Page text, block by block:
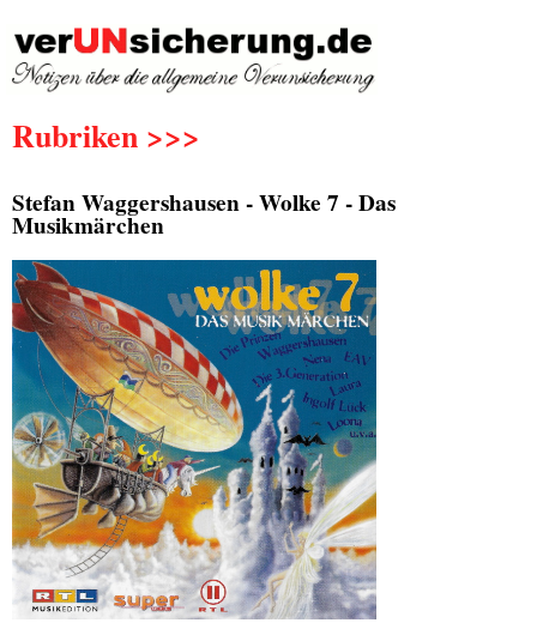
Rubriken >>>
Stefan Waggershausen - Wolke 7 - Das
Musikmärchen